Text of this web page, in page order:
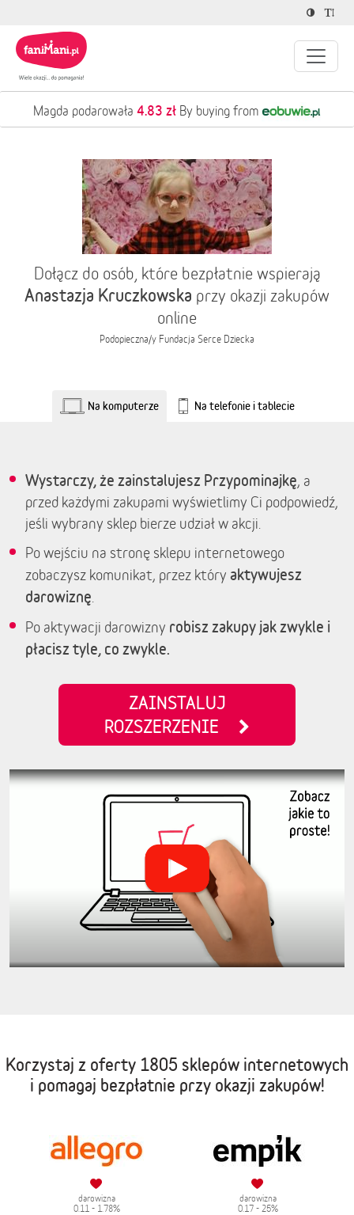
Magda podarowała 4.83 zł By buying from
Dołącz do osób, które bezpłatnie wspierają
Anastazja Kruczkowska przy okazji zakupów
online
Podopieczna/y Fundacja Serce Dziecka
Na komputerze Na telefonie i tablecie
Wystarczy, że zainstalujesz Przypominajkę, a
przed każdymi zakupami wyświetlimy Ci podpowiedź,
jeśli wybrany sklep bierze udział w akcji.
Po wejściu na stronę sklepu internetowego
zobaczysz komunikat, przez który aktywujesz
darowiznę
Po aktywacji darowizny robisz zakupy jak zwykle i
płacisz tyle, co zwykle.
ZAINSTALUJ
ROZSZERZENIE
Korzystaj z oferty 1805 sklepów internetowych
i pomagaj bezpłatnie przy okazji zakupów!
darowizna
0.11 - 1.78%
darowizna
0.17 - 25%